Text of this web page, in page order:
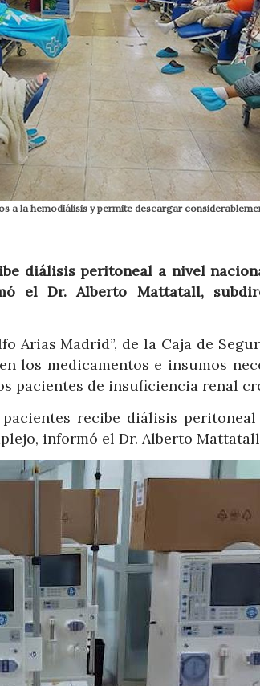
a la hemodiálisis y permite descargar
diálisis peritoneal a nivel
el Dr. Alberto Mattatall,
Arias Madrid”, de la Caja de
los medicamentos e insumos
pacientes de insuficiencia renal
recibe diálisis
informó el Dr. Alberto